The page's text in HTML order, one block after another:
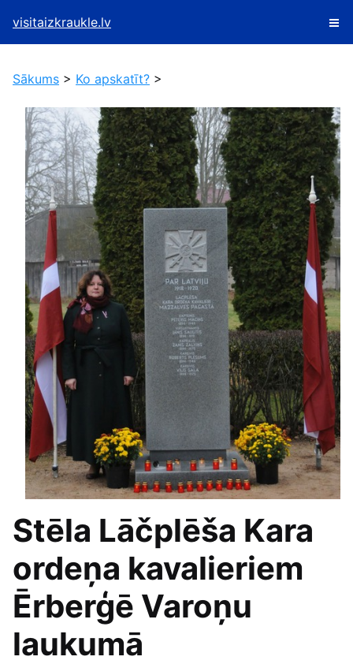
visitaizkraukle.lv
Sākums > Ko apskatīt? >
Stēla Lāčplēša Kara
ordeņa kavalieriem
Ērberģē Varoņu
laukumā